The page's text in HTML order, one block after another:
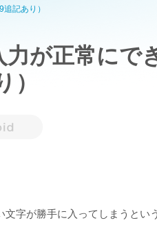
記あり）
が正常にで
字が勝手に入ってしまうとい